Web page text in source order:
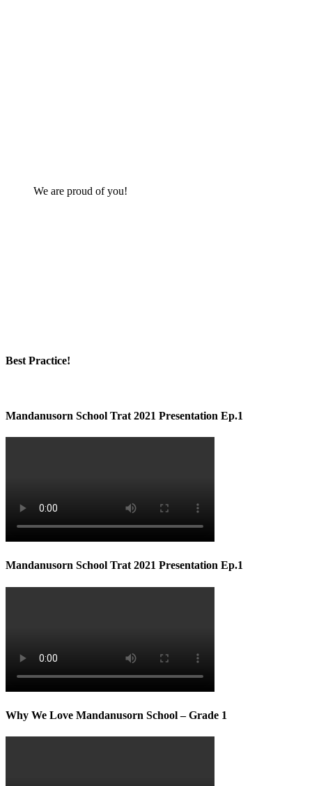
We are proud of you!
Best Practice!
Mandanusorn School Trat 2021 Presentation Ep.1
Mandanusorn School Trat 2021 Presentation Ep.1
Why We Love Mandanusorn School – Grade 1